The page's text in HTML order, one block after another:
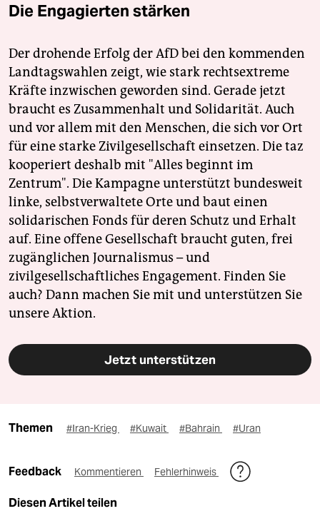
Die Engagierten stärken
Der drohende Erfolg der AfD bei den kommenden
Landtagswahlen zeigt, wie stark rechtsextreme
Kräfte inzwischen geworden sind. Gerade jetzt
braucht es Zusammenhalt und Solidarität. Auch
und vor allem mit den Menschen, die sich vor Ort
für eine starke Zivilgesellschaft einsetzen. Die taz
kooperiert deshalb mit "Alles beginnt im
Zentrum". Die Kampagne unterstützt bundesweit
linke, selbstverwaltete Orte und baut einen
solidarischen Fonds für deren Schutz und Erhalt
auf. Eine offene Gesellschaft braucht guten, frei
zugänglichen Journalismus – und
zivilgesellschaftliches Engagement. Finden Sie
auch? Dann machen Sie mit und unterstützen Sie
unsere Aktion.
Jetzt unterstützen
Themen #Iran-Krieg #Kuwait #Bahrain #Uran
Feedback Kommentieren Fehlerhinweis
Diesen Artikel teilen